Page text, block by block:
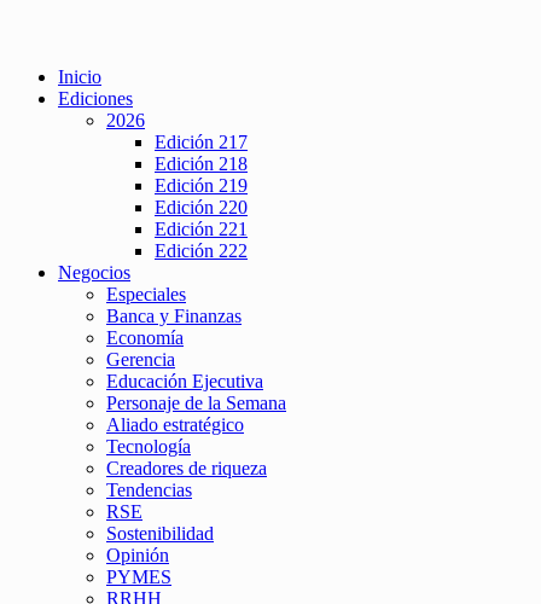
Inicio
Ediciones
2026
Edición 217
Edición 218
Edición 219
Edición 220
Edición 221
Edición 222
Negocios
Especiales
Banca y Finanzas
Economía
Gerencia
Educación Ejecutiva
Personaje de la Semana
Aliado estratégico
Tecnología
Creadores de riqueza
Tendencias
RSE
Sostenibilidad
Opinión
PYMES
RRHH